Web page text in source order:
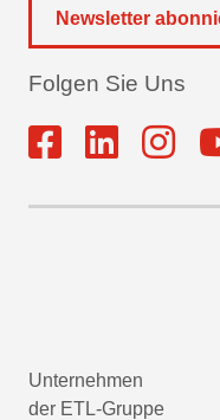
Newsletter
Folgen Sie Uns
Unternehmen
der ETL-Gruppe